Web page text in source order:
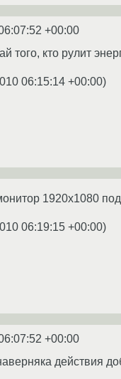
+00:00
того, кто рулит
06:15:14 +00:00)
1920х1080
06:19:15 +00:00)
+00:00
действия